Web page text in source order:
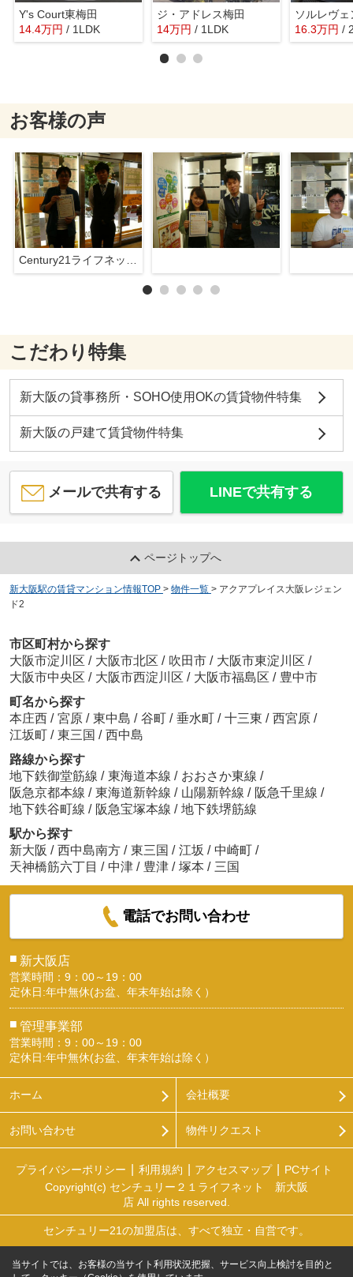
Y's Court東梅田
14.4万円 / 1LDK
ジ・アドレス梅田
14万円 / 1LDK
ソルレヴ
16.3万円 /
お客様の声
こだわり特集
新大阪の貸事務所・SOHO使用OKの賃貸物件特集
新大阪の戸建て賃貸物件特集
メールで共有する LINEで共有する
ページトップへ
新大阪駅の賃貸マンション情報TOP > 物件一覧 > アクアプレイス大阪レジェン
ド2
市区町村から探す
大阪市淀川区 / 大阪市北区 / 吹田市 / 大阪市東淀川区 /
大阪市中央区 / 大阪市西淀川区 / 大阪市福島区 / 豊中市
町名から探す
本庄西 / 宮原 / 東中島 / 谷町 / 垂水町 / 十三東 / 西宮原 /
江坂町 / 東三国 / 西中島
路線から探す
地下鉄御堂筋線 / 東海道本線 / おおさか東線 /
阪急京都本線 / 東海道新幹線 / 山陽新幹線 / 阪急千里線 /
地下鉄谷町線 / 阪急宝塚本線 / 地下鉄堺筋線
駅から探す
新大阪 / 西中島南方 / 東三国 / 江坂 / 中崎町 /
天神橋筋六丁目 / 中津 / 豊津 / 塚本 / 三国
電話でお問い合わせ
■ 新大阪店
営業時間：9：00～19：00
定休日:年中無休(お盆、年末年始は除く）
■ 管理事業部
営業時間：9：00～19：00
定休日:年中無休(お盆、年末年始は除く）
ホーム 会社概要
お問い合わせ 物件リクエスト
プライバシーポリシー 利用規約 アクセスマップ
PCサイト
Copyright(c) センチュリー２１ライフネット 新大阪
店 All rights reserved.
センチュリー21の加盟店は、すべて独立・自営です。
当サイトでは、お客様の当サイト利用状況把握、サービス向上検討を目的と